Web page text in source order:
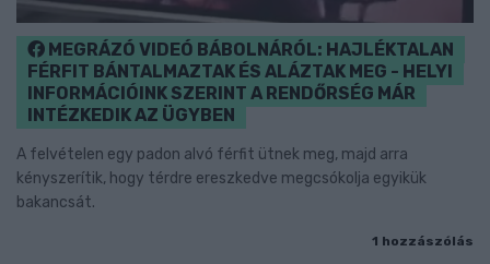
MEGRÁZÓ VIDEÓ BÁBOLNÁRÓL: HAJLÉKTALAN
FÉRFIT BÁNTALMAZTAK ÉS ALÁZTAK MEG - HELYI
INFORMÁCIÓINK SZERINT A RENDŐRSÉG MÁR
INTÉZKEDIK AZ ÜGYBEN
A felvételen egy padon alvó férfit ütnek meg, majd arra
kényszerítik, hogy térdre ereszkedve megcsókolja egyikük
bakancsát.
1 hozzászólás